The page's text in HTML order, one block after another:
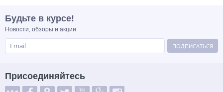
Будьте в курсе!
Новости, обзоры и акции
ПОДПИСАТЬСЯ
Присоединяйтесь